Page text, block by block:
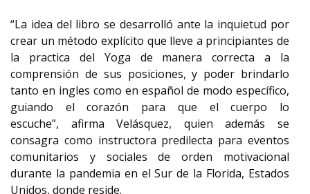
“La idea del libro se desarrolló ante la inquietud por
crear un método explícito que lleve a principiantes de
la practica del Yoga de manera correcta a la
comprensión de sus posiciones, y poder brindarlo
tanto en ingles como en español de modo específico,
guiando el corazón para que el cuerpo lo
escuche”, afirma Velásquez, quien además se
consagra como instructora predilecta para eventos
comunitarios y sociales de orden motivacional
durante la pandemia en el Sur de la Florida, Estados
Unidos, donde reside.